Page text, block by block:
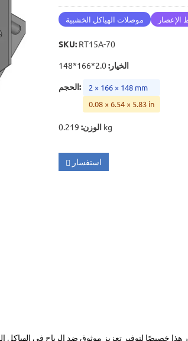
موصلات الهياكل الخشبية الإعصار
SKU: RT15A-70
الخيار :
2.0*166*148
الحجم:
2 × 166 × 148 mm
0.08 × 6.54 × 5.83 in
الوزن: 0.219 kg
استفسار
خصيصًا لتوفير تعزيز موثوق ضد الرياح في الهياكل